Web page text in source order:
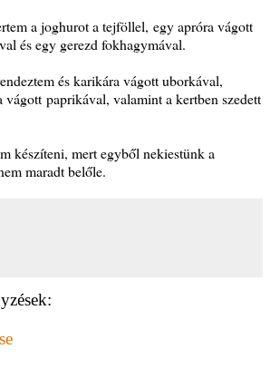
a joghurot a tejföllel, egy apróra vágott
és egy gerezd fokhagymával.
és karikára vágott uborkával,
paprikával, valamint a kertben szedett
készíteni, mert egyből nekiestünk a
maradt belőle.